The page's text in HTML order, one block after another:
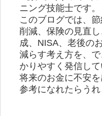
ニング技能士です。
このブログでは、
削減、保険の見直
成、NISA、老後の
減らす考え方を、
かりやすく発信して
将来のお金に不安
参考になれたらうれ